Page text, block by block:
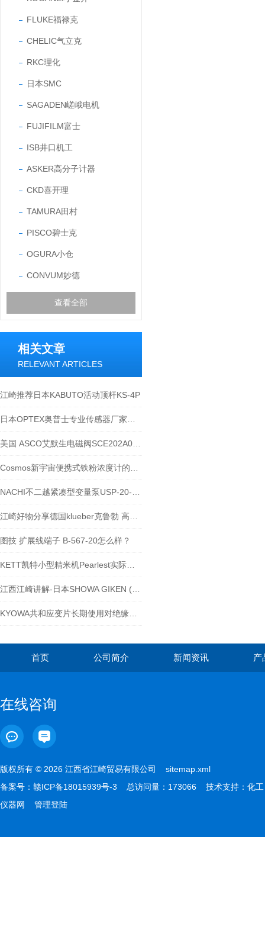
FLUKE福禄克
CHELIC气立克
RKC理化
日本SMC
SAGADEN嵯峨电机
FUJIFILM富士
ISB井口机工
ASKER高分子计器
CKD喜开理
TAMURA田村
PISCO碧士克
OGURA小仓
CONVUM妙德
查看全部
相关文章
RELEVANT ARTICLES
江崎推荐日本KABUTO活动顶杆KS-4P
图技 扩展线端子 B-567-20怎么样？
首页 公司简介 新闻资讯 产
在线咨询
版权所有 © 2026 江西省江崎贸易有限公司 sitemap.xml
备案号： 赣ICP备18015939号-3 总访问量：173066 技术支持： 化工
仪器网
管理登陆